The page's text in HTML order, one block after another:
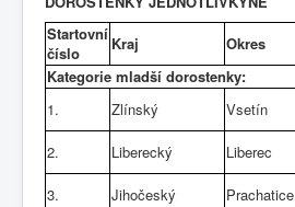
Startovní
číslo
Kraj Okres
Kategorie mladší dorostenky:
1.
Zlínský Vsetín
2.
Liberecký Liberec
3.
Jihočeský Prachatice